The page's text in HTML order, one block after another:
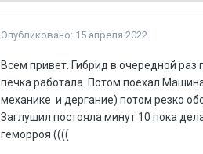
Опубликовано: 15 апреля 2022
Всем привет. Гибрид в очередной
печка работала. Потом поехал
механике и дергание) потом резко
Заглушил постояла минут 10 пока
геморроя ((((